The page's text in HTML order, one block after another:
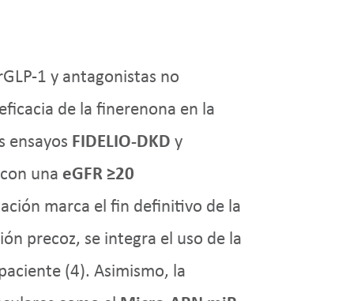
1 y antagonistas no
de la finerenona en la
ensayos FIDELIO-DKD y
una eGFR ≥20
marca el fin definitivo de la
precoz, se integra el uso de la
(4). Asimismo, la